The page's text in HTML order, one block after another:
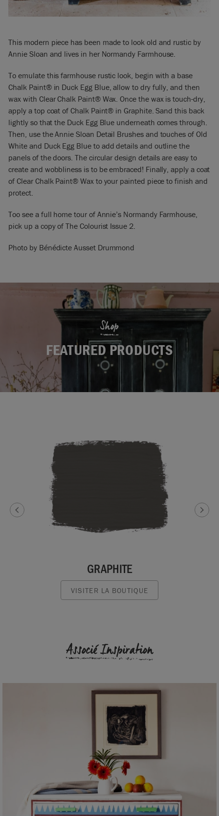
This modern piece has been made to look old and rustic by
Annie Sloan and lives in her Normandy Farmhouse.
To emulate this farmhouse rustic look, begin with a base
Chalk Paint® in Duck Egg Blue, allow to dry fully, and then
wax with Clear Chalk Paint® Wax. Once the wax is touch-dry,
apply a top coat of Chalk Paint® in Graphite. Sand this back
lightly so that the Duck Egg Blue underneath comes through.
Then, use the Annie Sloan Detail Brushes and touches of Old
White and Duck Egg Blue to add details and outline the
panels of the doors. The circular design details are easy to
create and wobbliness is to be embraced! Finally, apply a coat
of Clear Chalk Paint® Wax to your painted piece to finish and
protect.
Too see a full home tour of Annie’s Normandy Farmhouse,
pick up a copy of The Colourist Issue 2.
Photo by Bénédicte Ausset Drummond
Shop
FEATURED PRODUCTS
GRAPHITE
VISITER LA BOUTIQUE
Associé Inspiration